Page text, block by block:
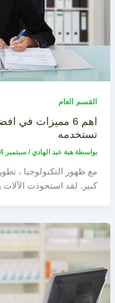
القسم العام
اهم 6 مميزات
تستخدمه
بواسطة هبة عبد الهادي/ سبتمبر 4, 2018
مع ظهور التكنولوجيا ،
كبير. لقد استحوذت